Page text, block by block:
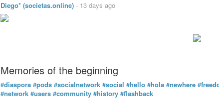
Diego* (societas.online) - 13 days ago
Memories of the beginning
#diaspora #pods #socialnetwork #social #hello #hola #newhere
#network #users #community #history #flashback